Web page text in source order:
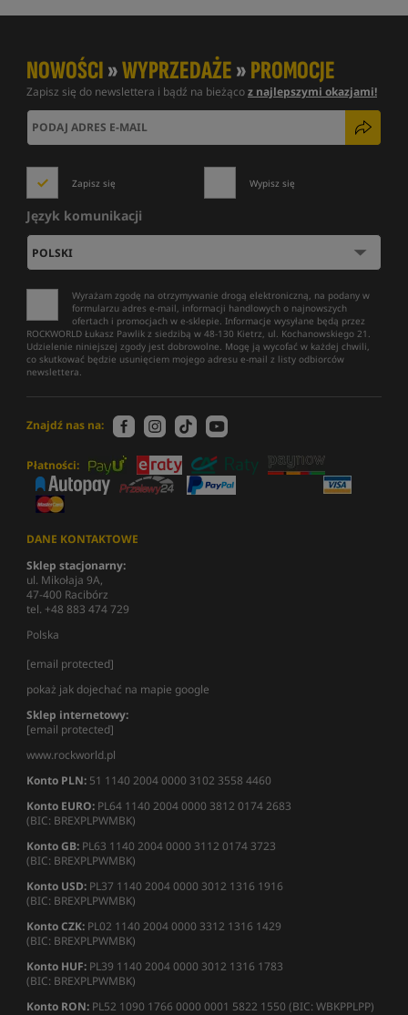
NOWOŚCI»WYPRZEDAŻE»PROMOCJE
Zapisz się do newslettera i bądź na bieżącoz najlepszymi okazjami!
Zapisz się Wypisz się
Język komunikacji
Wyrażam zgodę na otrzymywanie drogą elektroniczną, na podany w
formularzu adres e-mail, informacji handlowych o najnowszych
ofertach i promocjach w e-sklepie. Informacje wysyłane będą przez
ROCKWORLD Łukasz Pawlik z siedzibą w 48-130 Kietrz, ul. Kochanowskiego 21.
Udzielenie niniejszej zgody jest dobrowolne. Mogę ją wycofać w każdej chwili,
co skutkować będzie usunięciem mojego adresu e-mail z listy odbiorców
newslettera.
Znajdź nas na:
Płatności:
DANE KONTAKTOWE
Sklep stacjonarny:
ul. Mikołaja 9A,
47-400 Racibórz
tel. +48 883 474 729
Polska
[email protected]
pokaż jak dojechać na mapie google
Sklep internetowy:
[email protected]
www.rockworld.pl
Konto PLN: 51 1140 2004 0000 3102 3558 4460
Konto EURO: PL64 1140 2004 0000 3812 0174 2683
(BIC: BREXPLPWMBK)
Konto GB: PL63 1140 2004 0000 3112 0174 3723
(BIC: BREXPLPWMBK)
Konto USD: PL37 1140 2004 0000 3012 1316 1916
(BIC: BREXPLPWMBK)
Konto CZK: PL02 1140 2004 0000 3312 1316 1429
(BIC: BREXPLPWMBK)
Konto HUF: PL39 1140 2004 0000 3012 1316 1783
(BIC: BREXPLPWMBK)
Konto RON: PL52 1090 1766 0000 0001 5822 1550 (BIC: WBKPPLPP)